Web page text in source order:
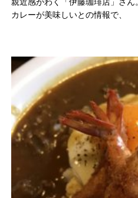
カレーが美味しいとの情報で、